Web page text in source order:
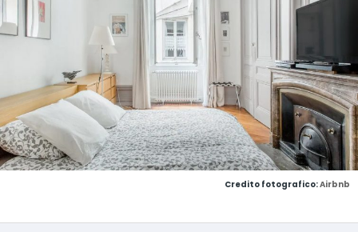
Credito fotografico:Airbnb